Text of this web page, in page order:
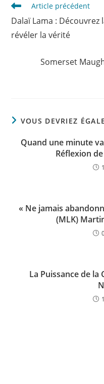
Read
more
articles
Article précédent
Dalaï Lama :
révéler la vérité
Somerset
VOUS DEVRIEZ
Quand une minute
Réflexion
« Ne jamais
(MLK)
La Puissance de